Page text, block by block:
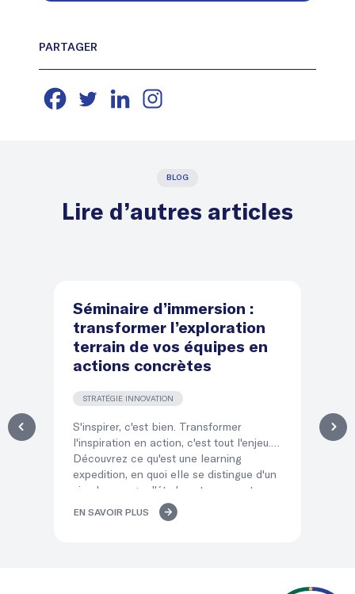
BLOG
Lire d’autres articles
Séminaire d’immersion :
transformer l’exploration
terrain de vos équipes en
actions concrètes
STRATÉGIE INNOVATION
S'inspirer, c'est bien. Transformer
l'inspiration en action, c'est tout l'enjeu.
Découvrez ce qu'est une learning
expedition, en quoi elle se distingue d'un
simple voyage d'études et comment ses
« temps d'atterrissage » transforment
l'immersion de vos équipes en décisions
EN SAVOIR PLUS